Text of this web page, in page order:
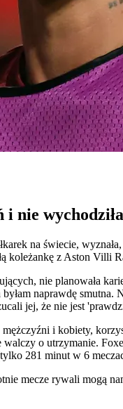
i nie
na świecie,
z Aston Villi
nie planowała
naprawdę
jej, że nie jest
i kobiety,
walczy o utrzymanie.
281 minut w 6
mecze rywali mogą